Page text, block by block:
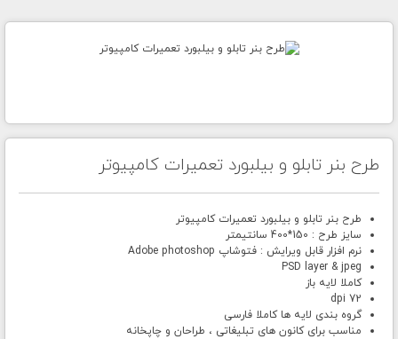
طرح بنر تابلو و بیلبورد تعمیرات کامپیوتر
طرح بنر تابلو و بیلبورد تعمیرات کامپیوتر
سایز طرح : 150*400 سانتیمتر
نرم افزار قابل ویرایش : فتوشاپ Adobe photoshop
PSD layer & jpeg
کاملا لایه باز
72 dpi
گروه بندی لایه ها کاملا فارسی
مناسب برای کانون های تبلیغاتی ، طراحان و چاپخانه